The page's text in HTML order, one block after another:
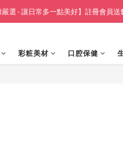
選 · 讓日常多一點美好】註冊會員
彩粧美材 口腔保健